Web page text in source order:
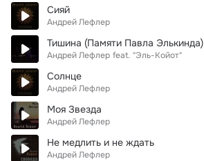
Сияй
Андрей Лефлер
Тишина (Памяти Павла Элькинда)
Андрей Лефлер feat. "Эль-Койот"
Солнце
Андрей Лефлер
Моя Звезда
Андрей Лефлер
Не медлить и не ждать
Андрей Лефлер